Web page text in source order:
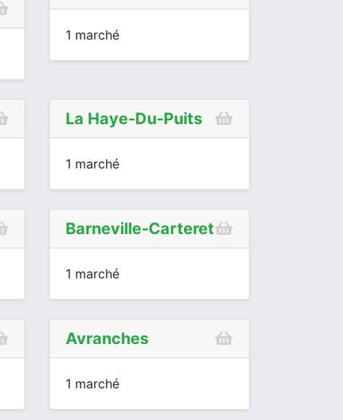
1 marché
La Haye-Du-Puits
1 marché
Barneville-Carteret
1 marché
Avranches
1 marché